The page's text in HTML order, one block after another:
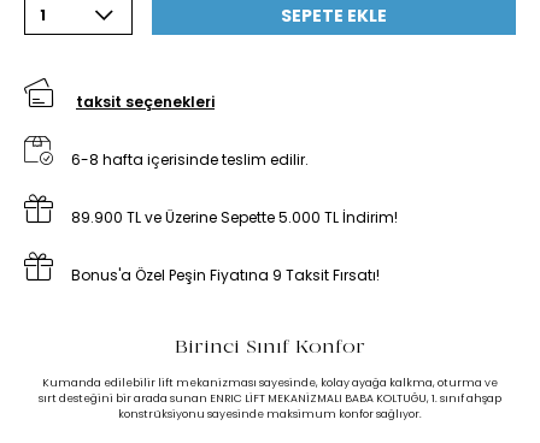
1 SEPETE EKLE
taksit seçenekleri
6-8 hafta içerisinde teslim edilir.
89.900 TL ve Üzerine Sepette 5.000 TL İndirim!
Bonus'a Özel Peşin Fiyatına 9 Taksit Fırsatı!
Birinci Sınıf Konfor
Kumanda edilebilir lift mekanizması sayesinde, kolay ayağa kalkma, oturma ve
sırt desteğini bir arada sunan ENRIC LİFT MEKANİZMALI BABA KOLTUĞU, 1. sınıf ahşap
konstrüksiyonu sayesinde maksimum konfor sağlıyor.